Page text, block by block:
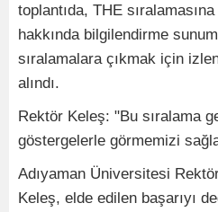
toplantıda, THE
hakkında bilgilendirme
sıralamalara çıkmak için
alındı.
Rektör Keleş: "Bu sıralama
göstergelerle görmemizi
Adıyaman Üniversitesi
Keleş, elde edilen başarıyı